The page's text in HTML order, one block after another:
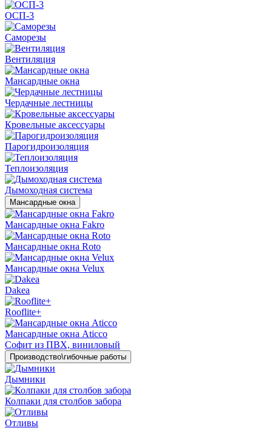
ОСП-3
Саморезы
Вентиляция
Мансардные окна
Чердачные лестницы
Кровельные аксессуары
Парогидроизоляция
Теплоизоляция
Дымоходная система
Мансардные окна
Мансардные окна Fakro
Мансардные окна Roto
Мансардные окна Velux
Dakea
Rooflite+
Мансардные окна Aticco
Софит из ПВХ, виниловый
Производство\гибочные работы
Дымники
Колпаки для столбов забора
Отливы